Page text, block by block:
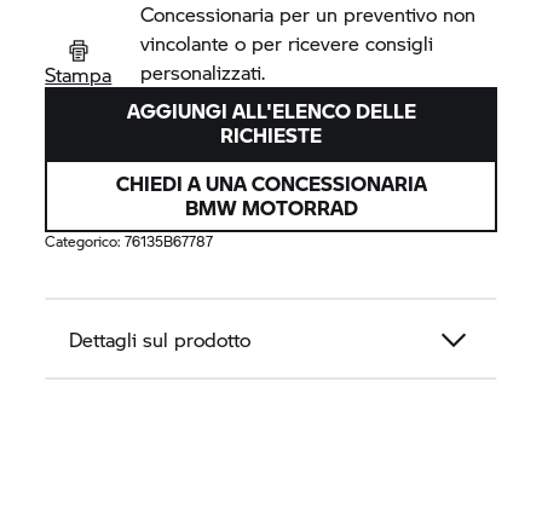
Stampa
Concessionaria per un preventivo non
vincolante o per ricevere consigli
personalizzati.
AGGIUNGI ALL'ELENCO DELLE
RICHIESTE
CHIEDI A UNA CONCESSIONARIA
BMW MOTORRAD
Categorico:76135B67787
Dettagli sul prodotto